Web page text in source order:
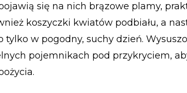
się na nich brązowe plamy,
koszyczki kwiatów podbiału, a
tylko w pogodny, suchy dzień.
pojemnikach pod przykryciem,